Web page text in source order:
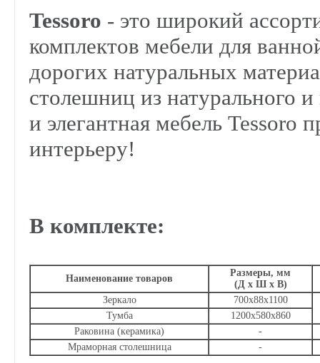
Tessoro - это широкий
комплектов мебели для
дорогих натуральных
столешниц из натурального
и элегантная мебель Tessoro
интерьеру!
В комплекте:
Наименование товаров
Размеры, мм
(Д х Ш х В)
Зеркало
700х88х1100
Тумба
1200x580х860
Раковина (керамика)
-
Мраморная столешница
-